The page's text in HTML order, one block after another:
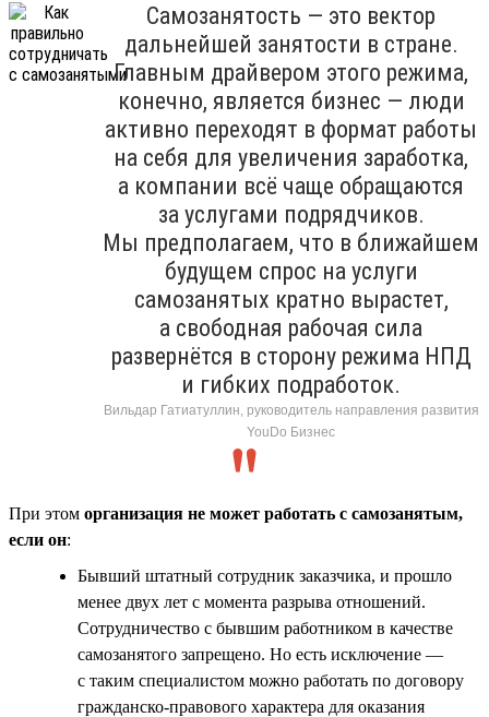
Самозанятость — это вектор
дальнейшей занятости в стране.
Главным драйвером этого режима,
конечно, является бизнес — люди
активно переходят в формат работы
на себя для увеличения заработка,
а компании всё чаще обращаются
за услугами подрядчиков.
Мы предполагаем, что в ближайшем
будущем спрос на услуги
самозанятых кратно вырастет,
а свободная рабочая сила
развернётся в сторону режима НПД
и гибких подработок.
Вильдар Гатиатуллин, руководитель направления развития
YouDo Бизнес
При этом организация не может работать с самозанятым,
если он:
Бывший штатный сотрудник заказчика, и прошло
менее двух лет с момента разрыва отношений.
Сотрудничество с бывшим работником в качестве
самозанятого запрещено. Но есть исключение —
с таким специалистом можно работать по договору
гражданско-правового характера для оказания